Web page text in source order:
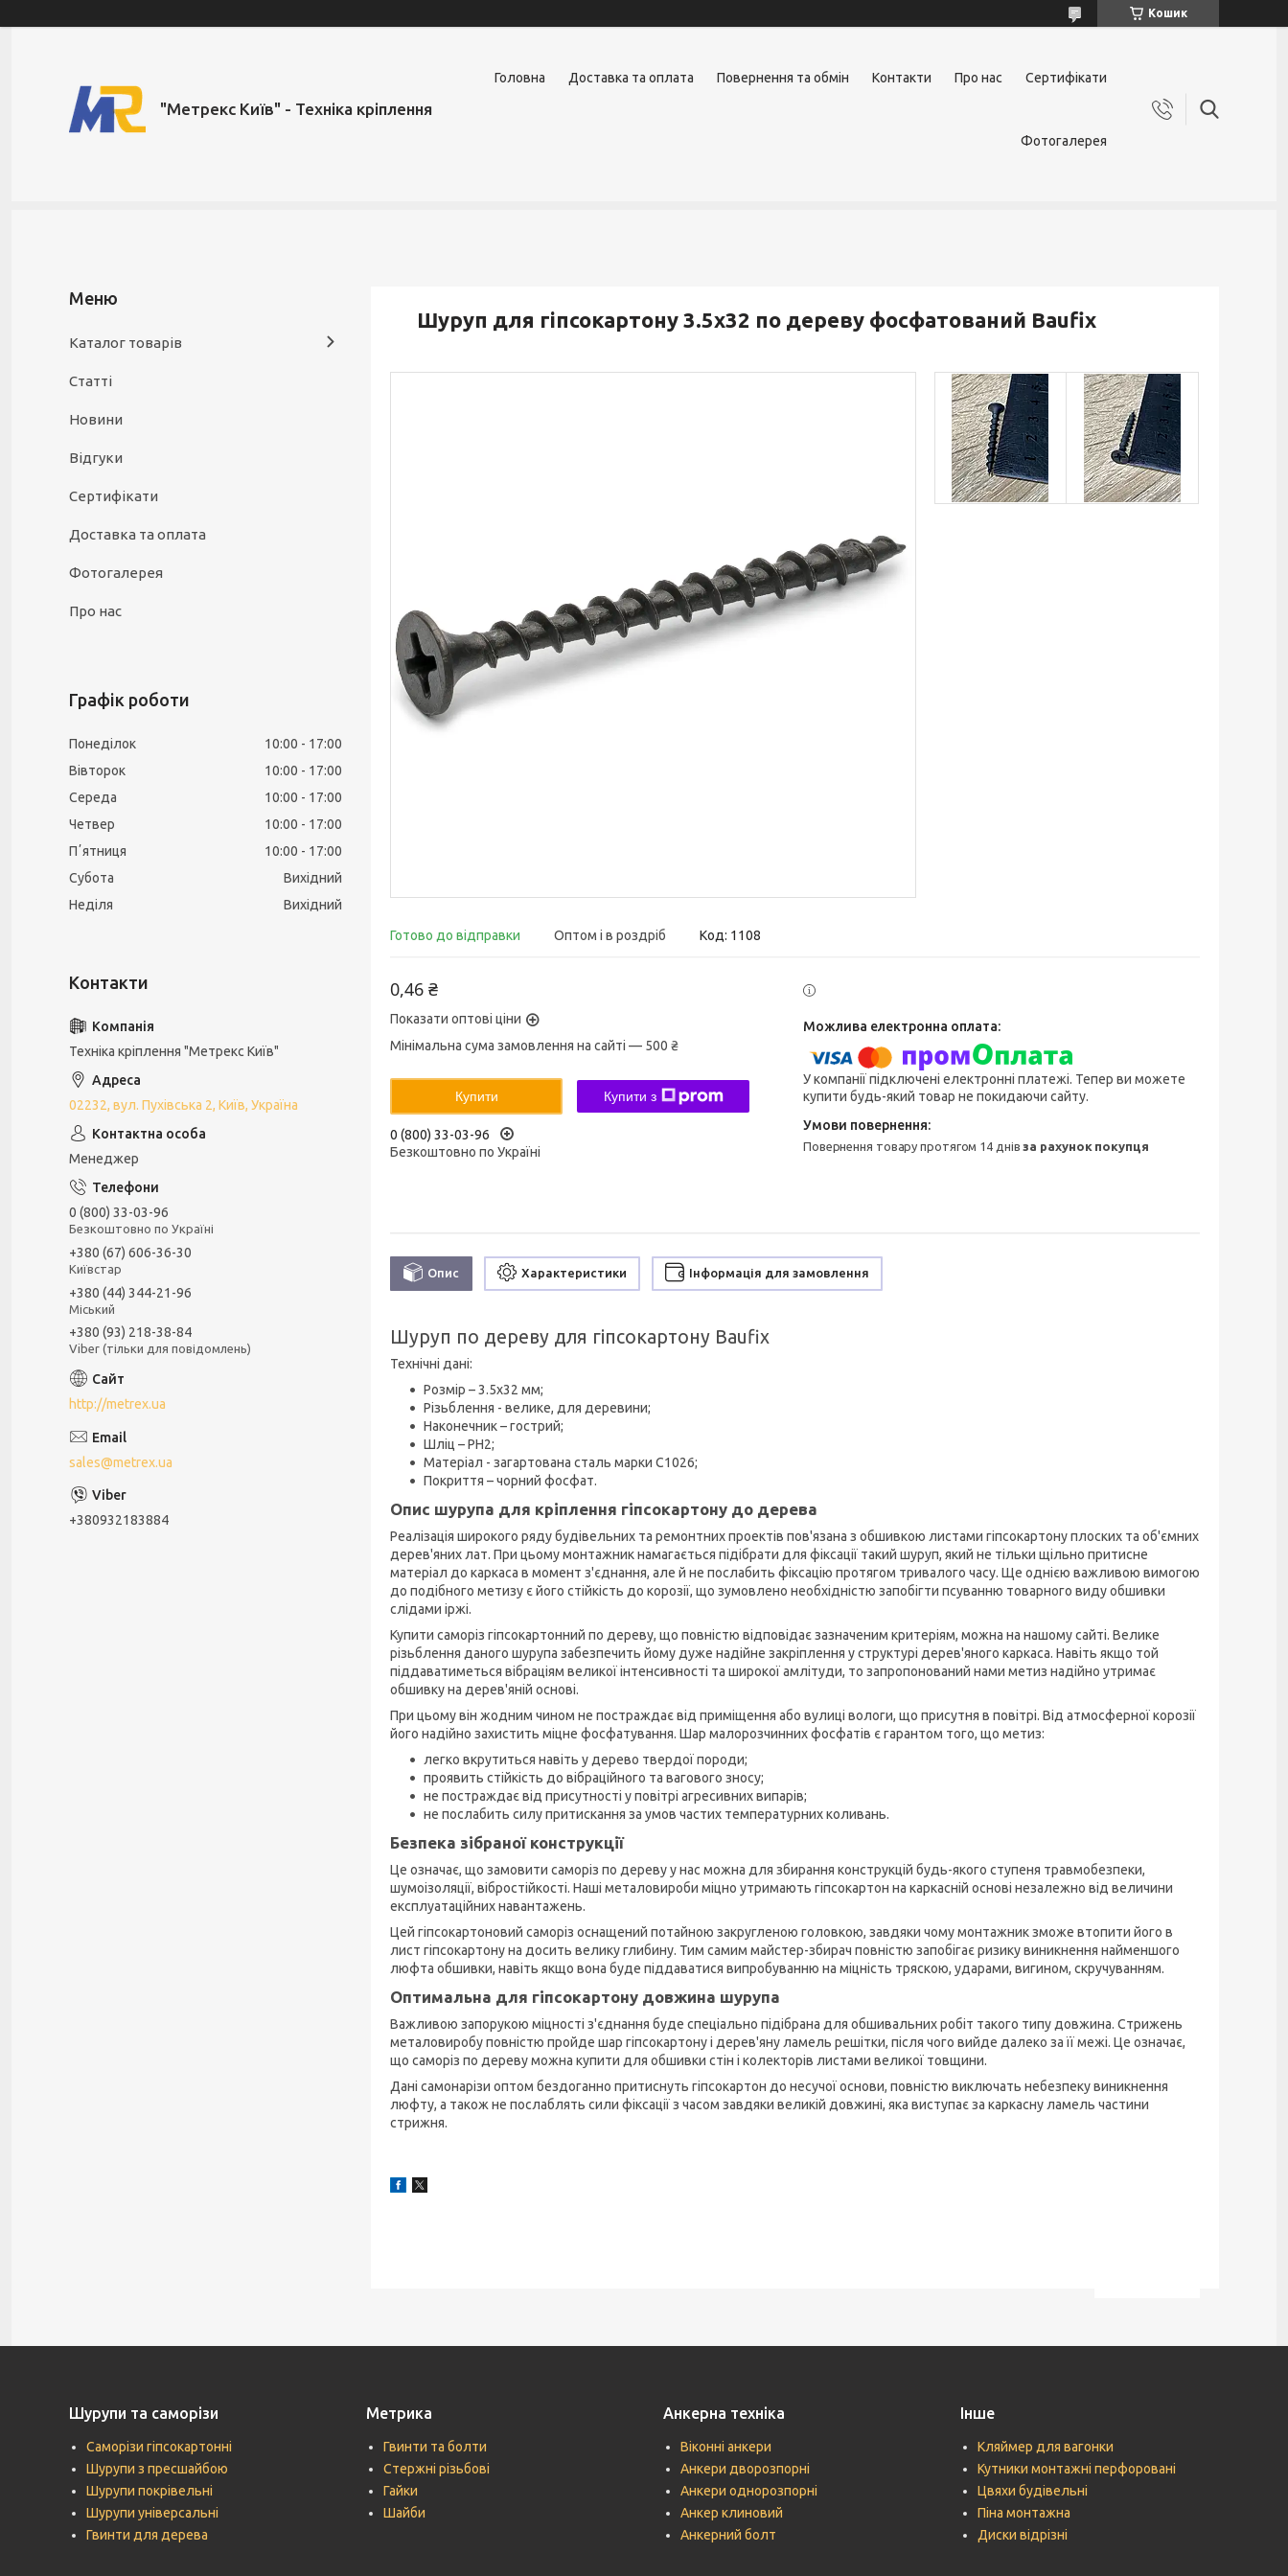
Кошик
"Метрекс Київ" - Техніка кріплення
Головна Доставка та оплата Повернення та обмін Контакти Про нас Сертифікати
Фотогалерея
Шуруп для гіпсокартону 3.5х32 по дереву фосфатований Baufix
Готово до відправки Оптом і в роздріб Код: 1108
0,46 ₴
Показати оптові ціни
Мінімальна сума замовлення на сайті — 500 ₴
Купити Купити з
0 (800) 33-03-96
Безкоштовно по Україні
У компанії підключені електронні платежі. Тепер ви можете
купити будь-який товар не покидаючи сайту.
повернення товару протягом 14 днівза рахунок покупця
Опис Характеристики Інформація для замовлення
Шуруп по дереву для гіпсокартону Baufix
Технічні дані:
Розмір – 3.5х32 мм;
Різьблення - велике, для деревини;
Наконечник – гострий;
Шліц – РН2;
Матеріал - загартована сталь марки С1026;
Покриття – чорний фосфат.
Опис шурупа для кріплення гіпсокартону до дерева
Реалізація широкого ряду будівельних та ремонтних проектів пов'язана з обшивкою листами гіпсокартону плоских та об'ємних
дерев'яних лат. При цьому монтажник намагається підібрати для фіксації такий шуруп, який не тільки щільно притисне
матеріал до каркаса в момент з'єднання, але й не послабить фіксацію протягом тривалого часу. Ще однією важливою вимогою
до подібного метизу є його стійкість до корозії, що зумовлено необхідністю запобігти псуванню товарного виду обшивки
слідами іржі.
Купити саморіз гіпсокартонний по дереву, що повністю відповідає зазначеним критеріям, можна на нашому сайті. Велике
різьблення даного шурупа забезпечить йому дуже надійне закріплення у структурі дерев'яного каркаса. Навіть якщо той
піддаватиметься вібраціям великої інтенсивності та широкої амлітуди, то запропонований нами метиз надійно утримає
обшивку на дерев'яній основі.
При цьому він жодним чином не постраждає від приміщення або вулиці вологи, що присутня в повітрі. Від атмосферної корозії
його надійно захистить міцне фосфатування. Шар малорозчинних фосфатів є гарантом того, що метиз:
легко вкрутиться навіть у дерево твердої породи;
проявить стійкість до вібраційного та вагового зносу;
не постраждає від присутності у повітрі агресивних випарів;
не послабить силу притискання за умов частих температурних коливань.
Безпека зібраної конструкції
Це означає, що замовити саморіз по дереву у нас можна для збирання конструкцій будь-якого ступеня травмобезпеки,
шумоізоляції, вібростійкості. Наші металовироби міцно утримають гіпсокартон на каркасній основі незалежно від величини
експлуатаційних навантажень.
Цей гіпсокартоновий саморіз оснащений потайною закругленою головкою, завдяки чому монтажник зможе втопити його в
лист гіпсокартону на досить велику глибину. Тим самим майстер-збирач повністю запобігає ризику виникнення найменшого
люфта обшивки, навіть якщо вона буде піддаватися випробуванню на міцність тряскою, ударами, вигином, скручуванням.
Оптимальна для гіпсокартону довжина шурупа
Важливою запорукою міцності з'єднання буде спеціально підібрана для обшивальних робіт такого типу довжина. Стрижень
металовиробу повністю пройде шар гіпсокартону і дерев'яну ламель решітки, після чого вийде далеко за її межі. Це означає,
що саморіз по дереву можна купити для обшивки стін і колекторів листами великої товщини.
Дані самонарізи оптом бездоганно притиснуть гіпсокартон до несучої основи, повністю виключать небезпеку виникнення
люфту, а також не послаблять сили фіксації з часом завдяки великій довжині, яка виступає за каркасну ламель частини
стрижня.
Каталог товарів
Статті
Новини
Відгуки
Сертифікати
Доставка та оплата
Фотогалерея
Про нас
Графік роботи
Понеділок 10:00
17:00
Вівторок
10:00
17:00
Середа
10:00
17:00
Четвер
10:00
17:00
Пʼятниця
10:00
17:00
Субота
Вихідний
Неділя
Вихідний
Техніка кріплення "Метрекс Київ"
02232, вул. Пухівська 2, Київ, Україна
Менеджер
0 (800) 33-03-96
Безкоштовно по Україні
+380 (67) 606-36-30
Київстар
+380 (44) 344-21-96
Міський
+380 (93) 218-38-84
Viber (тільки для повідомлень)
http://metrex.ua
sales@metrex.ua
+380932183884
Шурупи та саморізи
Саморізи гіпсокартонні
Шурупи з пресшайбою
Шурупи покрівельні
Шурупи універсальні
Гвинти для дерева
Метрика
Гвинти та болти
Стержні різьбові
Гайки
Шайби
Анкерна техніка
Віконні анкери
Анкери дворозпорні
Анкери однорозпорні
Анкер клиновий
Анкерний болт
Інше
Кляймер для вагонки
Кутники монтажні перфоровані
Цвяхи будівельні
Піна монтажна
Диски відрізні